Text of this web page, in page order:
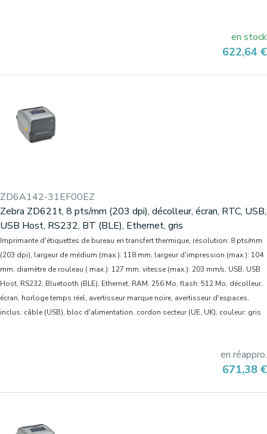
en stock
Prix
622,64 €
ZD6A142-31EF00EZ
Zebra ZD621t, 8 pts/mm (203 dpi), décolleur, écran, RTC, USB,
USB Host, RS232, BT (BLE), Ethernet, gris
Imprimante d'étiquettes de bureau en transfert thermique, résolution: 8 pts/mm
(203 dpi), largeur de médium (max.): 118 mm, largeur d'impression (max.): 104
mm, diamètre de rouleau ( max.): 127 mm, vitesse (max.): 203 mm/s, USB, USB
Host, RS232, Bluetooth (BLE), Ethernet, RAM: 256 Mo, flash: 512 Mo, décolleur,
écran, horloge temps réel, avertisseur marque noire, avertisseur d'espaces,
inclus: câble (USB), bloc d'alimentation, cordon secteur (UE, UK), couleur: gris
en réappro.
Prix
671,38 €